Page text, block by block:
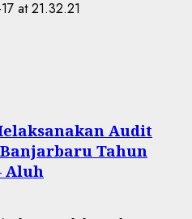
Audit
Tahun
Aluh